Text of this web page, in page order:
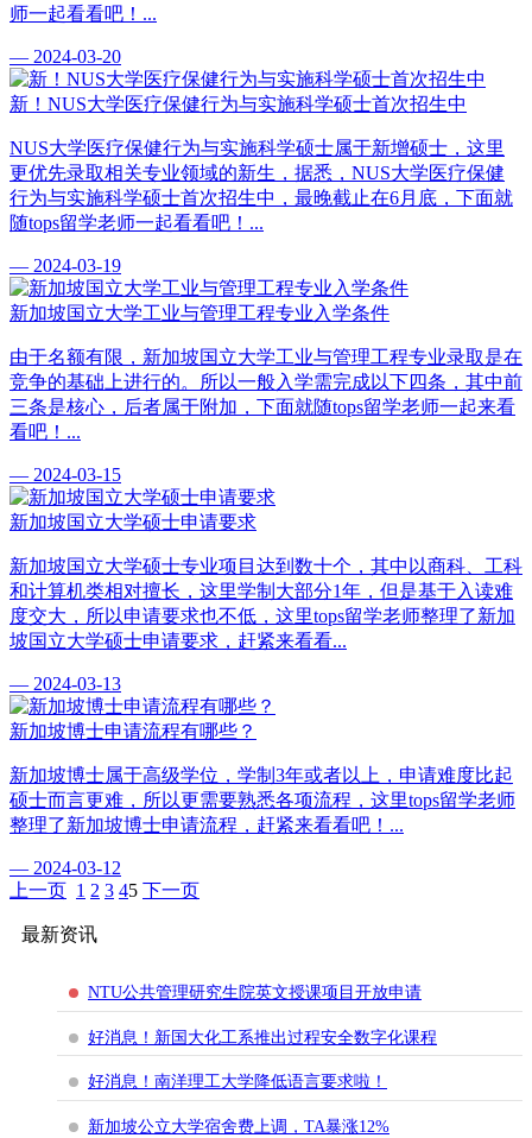
师一起看看吧！...
— 2024-03-20
新！NUS大学医疗保健行为与实施科学硕士首次招生中
NUS大学医疗保健行为与实施科学硕士属于新增硕士，这里
更优先录取相关专业领域的新生，据悉，NUS大学医疗保健
行为与实施科学硕士首次招生中，最晚截止在6月底，下面就
随tops留学老师一起看看吧！...
— 2024-03-19
新加坡国立大学工业与管理工程专业入学条件
由于名额有限，新加坡国立大学工业与管理工程专业录取是在
竞争的基础上进行的。所以一般入学需完成以下四条，其中前
三条是核心，后者属于附加，下面就随tops留学老师一起来看
看吧！...
— 2024-03-15
新加坡国立大学硕士申请要求
新加坡国立大学硕士专业项目达到数十个，其中以商科、工科
和计算机类相对擅长，这里学制大部分1年，但是基于入读难
度交大，所以申请要求也不低，这里tops留学老师整理了新加
坡国立大学硕士申请要求，赶紧来看看...
— 2024-03-13
新加坡博士申请流程有哪些？
新加坡博士属于高级学位，学制3年或者以上，申请难度比起
硕士而言更难，所以更需要熟悉各项流程，这里tops留学老师
整理了新加坡博士申请流程，赶紧来看看吧！...
— 2024-03-12
上一页 1 2 3 45 下一页
最新资讯
NTU公共管理研究生院英文授课项目开放申请
好消息！新国大化工系推出过程安全数字化课程
好消息！南洋理工大学降低语言要求啦！
新加坡公立大学宿舍费上调，TA暴涨12%